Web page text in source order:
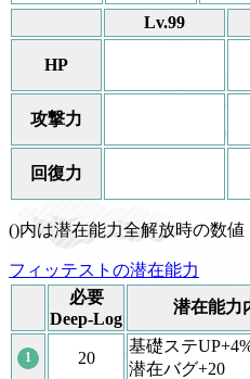
Lv.99
HP
攻撃力
回復力
()内は潜在能力全解放時の数値
フィッテストの潜在能力
必要
Deep-Log
潜在能力
1 20
基礎ステ
潜在バグ+20